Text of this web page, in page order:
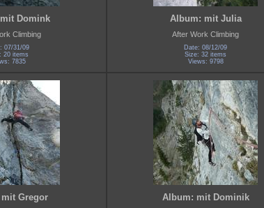
Domink
Climbing
07/31/09
20 items
7835
Album: mit Julia
After Work Climbing
Date: 08/12/09
Size: 32 items
Views: 9798
Gregor Album: mit Dominik